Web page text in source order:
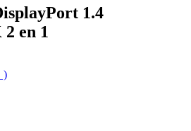
1.4
en 1
)